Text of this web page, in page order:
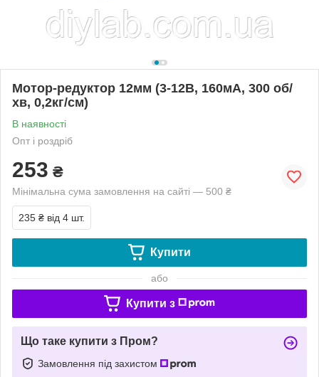
Мотор-редуктор 12мм (3-12В, 160мА, 300 об/
хв, 0,2кг/см)
В наявності
Опт і роздріб
253 ₴
Мінімальна сума замовлення на сайті — 500 ₴
235 ₴ від 4 шт.
Купити
або
Купити з
Що таке купити з Пром?
Замовлення під захистом